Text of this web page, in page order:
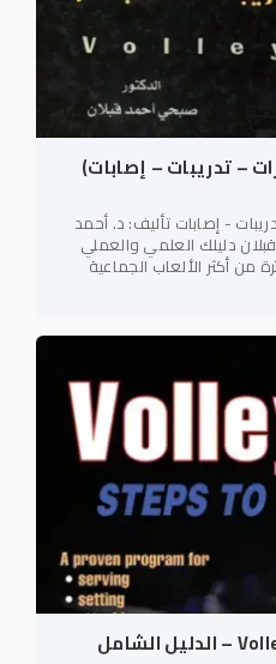
– تدريبات – إصابات)
- إصابات تأليف: د. أحمد
دليلك العلمي والعملي
من أكثر الألعاب الجماعية
Volleyball Steps to Success – الدليل الشامل